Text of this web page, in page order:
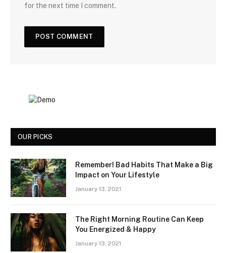
for the next time I comment.
OUR PICKS
Remember! Bad Habits That Make a Big
Impact on Your Lifestyle
January 13, 2021
The Right Morning Routine Can Keep
You Energized & Happy
January 13, 2021